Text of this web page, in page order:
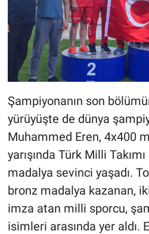
Şampiyonanın son
yürüyüşte de dünya
Muhammed Eren, 4x400
yarışında Türk Milli
madalya sevinci yaşadı.
bronz madalya kazanan,
imza atan milli sporcu,
isimleri arasında yer aldı.